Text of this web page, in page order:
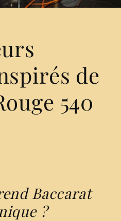
de
540
Baccarat
?